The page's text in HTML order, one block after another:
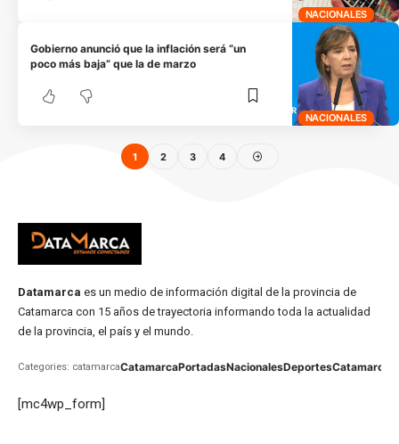
NACIONALES
NACIONALES
Gobierno anunció que la inflación será “un
poco más baja” que la de marzo
1 2 3 4
Datamarca es un medio de información digital de la provincia de
Catamarca con 15 años de trayectoria informando toda la actualidad
de la provincia, el país y el mundo.
Categories: catamarcaCatamarcaPortadasNacionalesDeportesCatamarca
[mc4wp_form]